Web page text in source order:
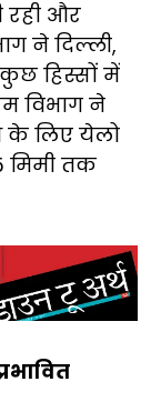
रही और
ने दिल्ली,
हिस्सों में
विभाग ने
के लिए येलो
मिमी तक